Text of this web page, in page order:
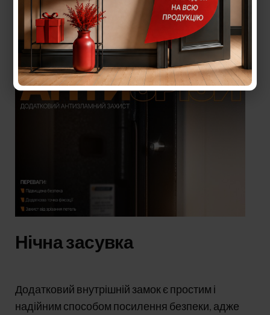
короба неможливо, навіть якщо будуть зрізані
петлі
Нічна засувка
Додатковий внутрішній замок є простим і
надійним способом посилення безпеки, адже